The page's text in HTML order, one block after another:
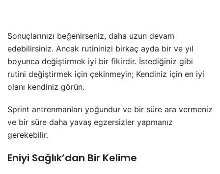
Sonuçlarınızı beğenirseniz, daha uzun devam
edebilirsiniz. Ancak rutininizi birkaç ayda bir ve yıl
boyunca değiştirmek iyi bir fikirdir. İstediğiniz gibi
rutini değiştirmek için çekinmeyin; Kendiniz için en iyi
olanı kendiniz görün.
Sprint antrenmanları yoğundur ve bir süre ara vermeniz
ve bir süre daha yavaş egzersizler yapmanız
gerekebilir.
Eniyi Sağlık’dan Bir Kelime